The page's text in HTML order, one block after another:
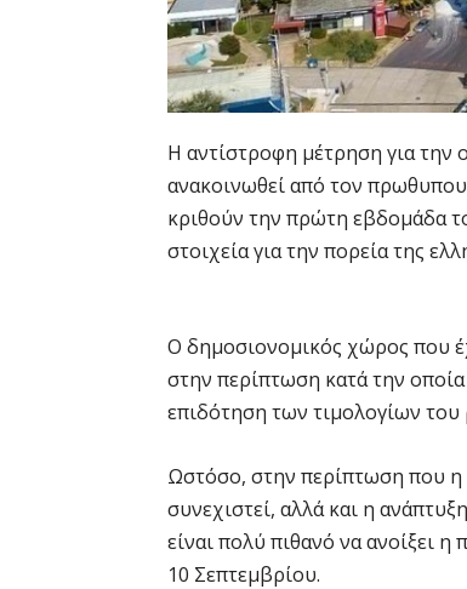
Η αντίστροφη μέτρηση για
ανακοινωθεί από τον
κριθούν την πρώτη εβδομάδα
στοιχεία για την πορεία της
Ο δημοσιονομικός χώρος που
στην περίπτωση κατά την
επιδότηση των τιμολογίων του
Ωστόσο, στην περίπτωση που
συνεχιστεί, αλλά και η
είναι πολύ πιθανό να ανοίξει
10 Σεπτεμβρίου.